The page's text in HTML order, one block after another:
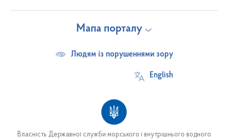
Власність Державної служби морського і внутрішнього водного
Мапа порталу
Людям із порушеннями зору
English